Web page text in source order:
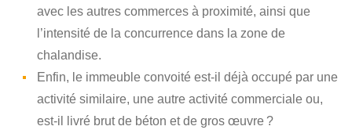
avec les autres commerces à proximité, ainsi que
l’intensité de la concurrence dans la zone de
chalandise.
Enfin, le immeuble convoité est-il déjà occupé par une
activité similaire, une autre activité commerciale ou,
est-il livré brut de béton et de gros œuvre ?